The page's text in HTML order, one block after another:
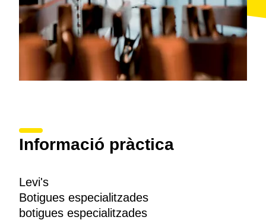
Informació pràctica
Levi's
Botigues especialitzades
botigues especialitzades